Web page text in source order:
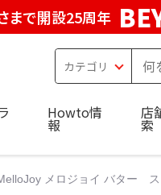
まで開設25周年
Howto情
報
店
索
メロジョイ バター ス